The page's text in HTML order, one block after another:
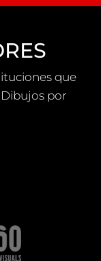
que
por